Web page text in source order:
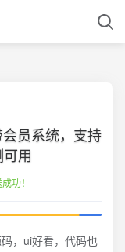
员系统，支持
用
功！
，ui好看，代码也